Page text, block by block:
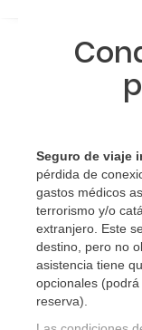
¿Cómo sé si hay
quiero al hacer
dirigirme?
¿Incluye algún
¿Cuáles son las
reservas de
¿Cuáles son los
Seguro de viaje
pérdida de
gastos médicos
terrorismo y/o
extranjero. Este
destino, pero no
asistencia tiene
opcionales
reserva)